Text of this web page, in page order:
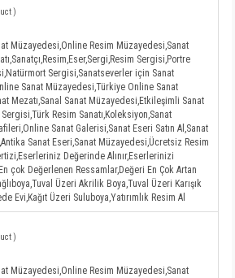
)
Müzayedesi,Online Resim Müzayedesi,Sanat
Sergisi,Portre
Sergisi,Sanatseverler için Sanat
Sanat Müzayedesi,Türkiye Online Sanat
Mezatı,Sanal Sanat Müzayedesi,Etkileşimli Sanat
Resim Sanatı,Koleksiyon,Sanat
Sanat Galerisi,Sanat Eseri Satın Al,Sanat
Sanat Eseri,Sanat Müzayedesi,Ücretsiz Resim
Değerinde Alınır,Eserlerinizi
çok Değerlenen Ressamlar,Değeri En Çok Artan
Üzeri Akrilik Boya,Tuval Üzeri Karışık
Evi,Kağıt Üzeri Suluboya,Yatırımlık Resim Al
)
Müzayedesi,Online Resim Müzayedesi,Sanat